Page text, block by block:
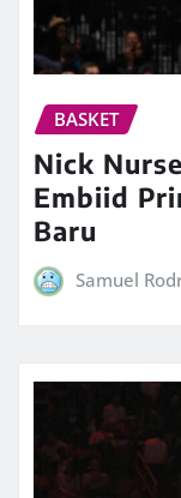
BASKET
Nick
Embiid
Baru
Samuel